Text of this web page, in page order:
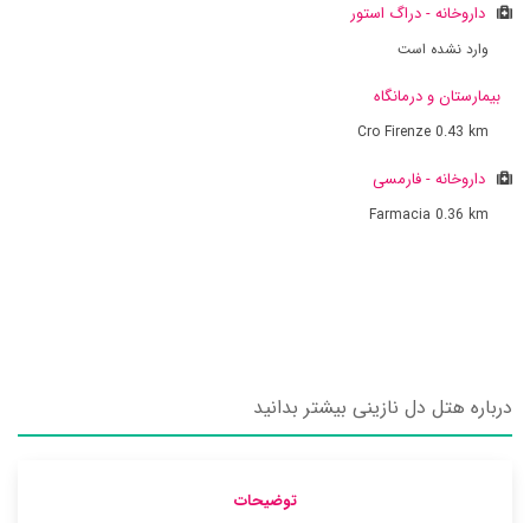
داروخانه - دراگ استور
وارد نشده است
بیمارستان و درمانگاه
Cro Firenze 0.43 km
داروخانه - فارمسی
Farmacia 0.36 km
درباره هتل دل نازینی بیشتر بدانید
توضیحات